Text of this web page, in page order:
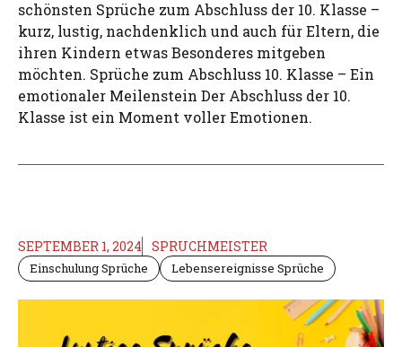
schönsten Sprüche zum Abschluss der 10. Klasse –
kurz, lustig, nachdenklich und auch für Eltern, die
ihren Kindern etwas Besonderes mitgeben
möchten. Sprüche zum Abschluss 10. Klasse – Ein
emotionaler Meilenstein Der Abschluss der 10.
Klasse ist ein Moment voller Emotionen.
SEPTEMBER 1, 2024 SPRUCHMEISTER
Einschulung Sprüche Lebensereignisse Sprüche